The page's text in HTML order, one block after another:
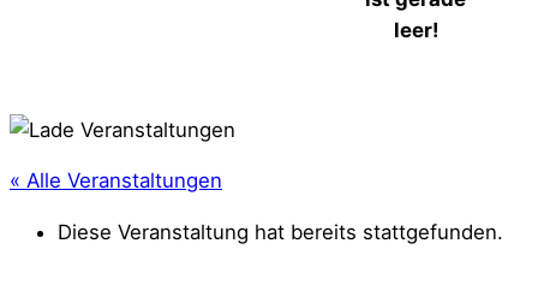
leer!
« Alle Veranstaltungen
Diese Veranstaltung hat bereits stattgefunden.